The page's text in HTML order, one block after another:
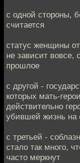
с одной стороны,
считается
статус женщины
не зависит вовсе,
прошлое
с другой -
которых мать-
действительно
убившей жизнь на
с третьей -
стало так много,
часто меркнут